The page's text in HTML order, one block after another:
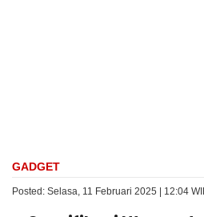
GADGET
Posted: Selasa, 11 Februari 2025 | 12:04